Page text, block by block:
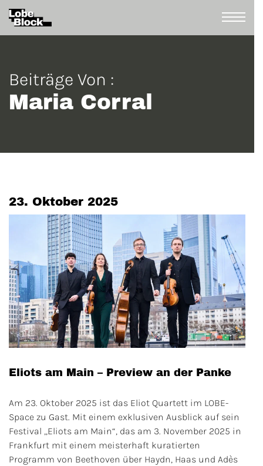
Beiträge Von :
Maria Corral
23. Oktober 2025
Eliots am Main – Preview an der Panke
Am 23. Oktober 2025 ist das Eliot Quartett im LOBE-
Space zu Gast. Mit einem exklusiven Ausblick auf sein
Festival „Eliots am Main“, das am 3. November 2025 in
Frankfurt mit einem meisterhaft kuratierten
Programm von Beethoven über Haydn, Haas und Adès